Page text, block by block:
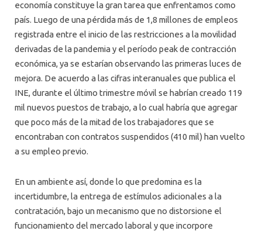
economía constituye la gran tarea que enfrentamos como
país. Luego de una pérdida más de 1,8 millones de empleos
registrada entre el inicio de las restricciones a la movilidad
derivadas de la pandemia y el período peak de contracción
económica, ya se estarían observando las primeras luces de
mejora. De acuerdo a las cifras interanuales que publica el
INE, durante el último trimestre móvil se habrían creado 119
mil nuevos puestos de trabajo, a lo cual habría que agregar
que poco más de la mitad de los trabajadores que se
encontraban con contratos suspendidos (410 mil) han vuelto
a su empleo previo.
En un ambiente así, donde lo que predomina es la
incertidumbre, la entrega de estímulos adicionales a la
contratación, bajo un mecanismo que no distorsione el
funcionamiento del mercado laboral y que incorpore